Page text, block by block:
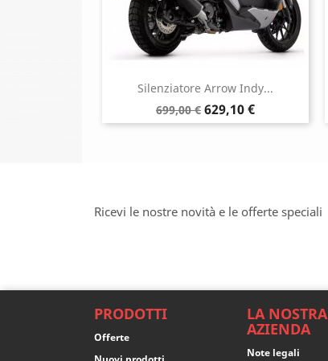
Silenziatore Arrow Indy...
Prezzo
base
699,00 € Prezzo
629,10 €
Ricevi le nostre novità e le offerte speciali
PRODOTTI
Offerte
LA NOSTRA
AZIENDA
Note legali